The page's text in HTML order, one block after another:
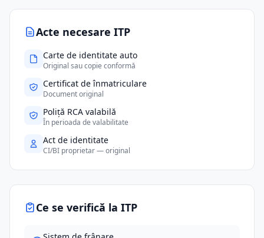
Acte necesare ITP
Carte de identitate auto
Original sau copie conformă
Certificat de înmatriculare
Document original
Poliță RCA valabilă
În perioada de valabilitate
Act de identitate
CI/BI proprietar — original
Ce se verifică la ITP